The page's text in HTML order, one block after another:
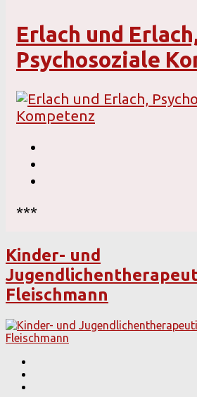
Erlach und
Psychosoziale
***
Kinder- und
Fleischmann